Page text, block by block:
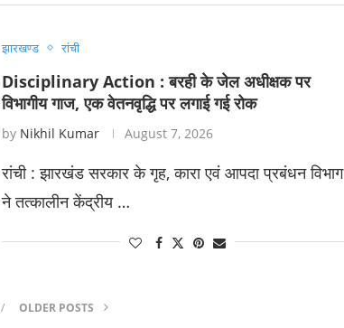
झारखण्ड रांची
Disciplinary Action : बरही के जेल अधीक्षक पर
विभागीय गाज, एक वेतनवृद्धि पर लगाई गई रोक
by Nikhil Kumar August 7, 2026
रांची : झारखंड सरकार के गृह, कारा एवं आपदा प्रबंधन विभाग
ने तत्कालीन केंद्रीय …
OLDER POSTS